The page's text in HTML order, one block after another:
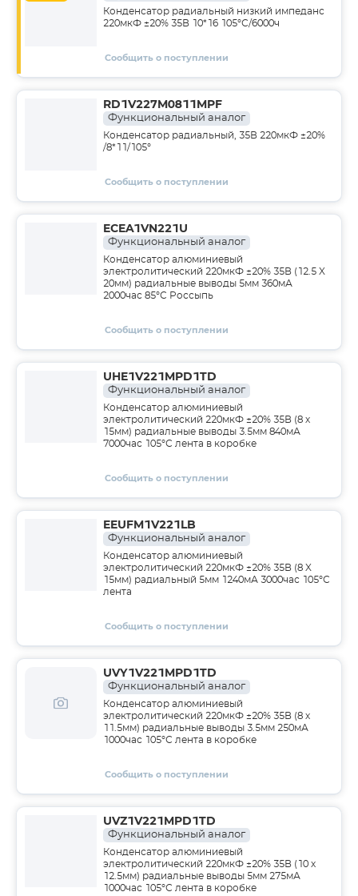
Конденсатор радиальный низкий импеданс
220мкФ ±20% 35В 10*16 105°С/6000ч
Сообщить о поступлении
RD1V227M0811MPF
Функциональный аналог
Конденсатор радиальный, 35В 220мкФ ±20%
/8*11/105°
Сообщить о поступлении
ECEA1VN221U
Функциональный аналог
Конденсатор алюминиевый
электролитический 220мкФ ±20% 35В (12.5 X
20мм) радиальные выводы 5мм 360мА
2000час 85°С Россыпь
Сообщить о поступлении
UHE1V221MPD1TD
Функциональный аналог
Конденсатор алюминиевый
электролитический 220мкФ ±20% 35В (8 х
15мм) радиальные выводы 3.5мм 840мА
7000час 105°С лента в коробке
Сообщить о поступлении
EEUFM1V221LB
Функциональный аналог
Конденсатор алюминиевый
электролитический 220мкФ ±20% 35В (8 X
15мм) радиальный 5мм 1240мА 3000час 105°С
лента
Сообщить о поступлении
UVY1V221MPD1TD
Функциональный аналог
Конденсатор алюминиевый
электролитический 220мкФ ±20% 35В (8 х
11.5мм) радиальные выводы 3.5мм 250мА
1000час 105°С лента в коробке
Сообщить о поступлении
UVZ1V221MPD1TD
Функциональный аналог
Конденсатор алюминиевый
электролитический 220мкФ ±20% 35В (10 х
12.5мм) радиальные выводы 5мм 275мА
1000час 105°С лента в коробке